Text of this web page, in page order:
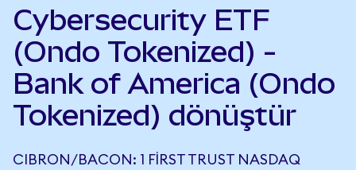
Cybersecurity ETF
(Ondo Tokenized) -
Bank of America (Ondo
Tokenized) dönüştür
CIBRON/BACON: 1 FIRST TRUST NASDAQ